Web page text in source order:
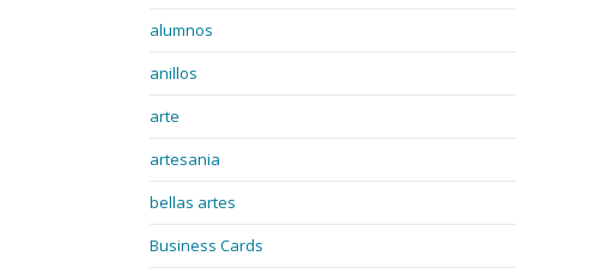
alumnos
anillos
arte
artesania
bellas artes
Business Cards